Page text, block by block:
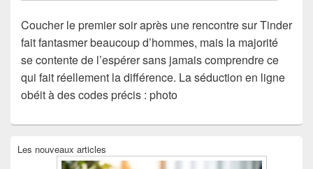
Coucher le premier soir après une rencontre sur Tinder
fait fantasmer beaucoup d’hommes, mais la majorité
se contente de l’espérer sans jamais comprendre ce
qui fait réellement la différence. La séduction en ligne
obéit à des codes précis : photo
principale
Les nouveaux articles